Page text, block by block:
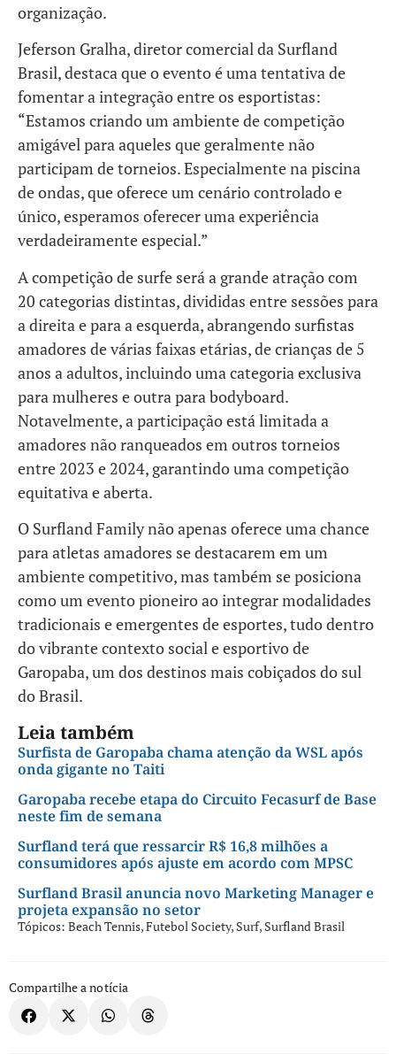
organização.
Jeferson Gralha, diretor comercial da Surfland
Brasil, destaca que o evento é uma tentativa de
fomentar a integração entre os esportistas:
“Estamos criando um ambiente de competição
amigável para aqueles que geralmente não
participam de torneios. Especialmente na piscina
de ondas, que oferece um cenário controlado e
único, esperamos oferecer uma experiência
verdadeiramente especial.”
A competição de surfe será a grande atração com
20 categorias distintas, divididas entre sessões para
a direita e para a esquerda, abrangendo surfistas
amadores de várias faixas etárias, de crianças de 5
anos a adultos, incluindo uma categoria exclusiva
para mulheres e outra para bodyboard.
Notavelmente, a participação está limitada a
amadores não ranqueados em outros torneios
entre 2023 e 2024, garantindo uma competição
equitativa e aberta.
O Surfland Family não apenas oferece uma chance
para atletas amadores se destacarem em um
ambiente competitivo, mas também se posiciona
como um evento pioneiro ao integrar modalidades
tradicionais e emergentes de esportes, tudo dentro
do vibrante contexto social e esportivo de
Garopaba, um dos destinos mais cobiçados do sul
do Brasil.
Leia também
Surfista de Garopaba chama atenção da WSL após
onda gigante no Taiti
Garopaba recebe etapa do Circuito Fecasurf de Base
neste fim de semana
Surfland terá que ressarcir R$ 16,8 milhões a
consumidores após ajuste em acordo com MPSC
Surfland Brasil anuncia novo Marketing Manager e
projeta expansão no setor
Tópicos: Beach Tennis,Futebol Society, Surf, Surfland Brasil
Compartilhe a notícia